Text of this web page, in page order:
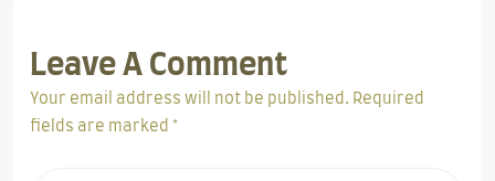
Leave A Comment
Your email address will not be published. Required
fields are marked *